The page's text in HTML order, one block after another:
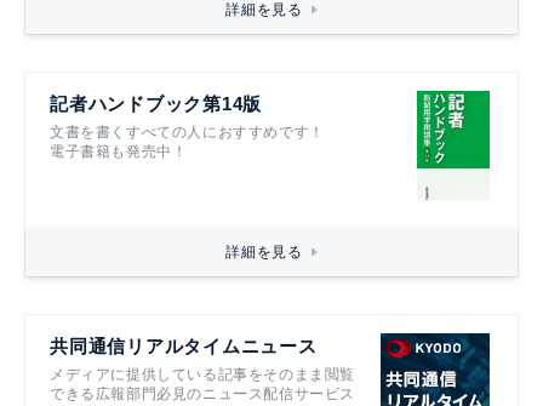
詳細を見る
記者ハンドブック第14版
文書を書くすべての人におすすめです！
電子書籍も発売中！
詳細を見る
共同通信リアルタイムニュース
メディアに提供している記事をそのまま閲覧
できる広報部門必見のニュース配信サービス